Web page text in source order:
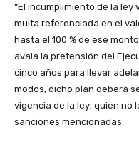
“El incumplimiento de la
multa referenciada en el
hasta el 100 % de ese
avala la pretensión del
cinco años para llevar
modos, dicho plan deberá
vigencia de la ley; quien no
sanciones mencionadas.